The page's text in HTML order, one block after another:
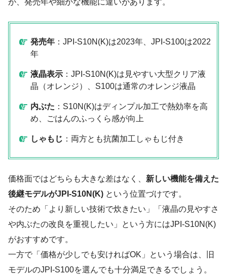
発売年 ：JPI-S10N(K)は2023年、JPI-S100は2022
年
液晶表示 ：JPI-S10N(K)は見やすい大型クリア液
晶（オレンジ）、S100は通常のオレンジ液晶
内ぶた ：S10N(K)はディンプル加工で熱効率を高
め、ごはんのふっくら感が向上
しゃもじ ：両方とも抗菌加工しゃもじ付き
価格面ではどちらも大きな差はなく、 新しい機能を備えた
後継モデルがJPI-S10N(K) という位置づけです。
そのため「より新しい技術で炊きたい」「液晶の見やすさ
や内ぶたの改良を重視したい」という方にはJPI-S10N(K)
がおすすめです。
一方で「価格が少しでも安ければOK」という場合は、旧
モデルのJPI-S100を選んでも十分満足できるでしょう。